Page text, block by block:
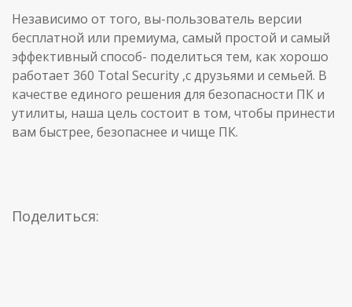
Независимо от того, вы-пользователь версии
бесплатной или премиума, самый простой и самый
эффективный способ- поделиться тем, как хорошо
работает 360 Total Security ,с друзьями и семьей. В
качестве единого решения для безопасности ПК и
утилиты, наша цель состоит в том, чтобы принести
вам быстрее, безопаснее и чище ПК.
Поделиться: